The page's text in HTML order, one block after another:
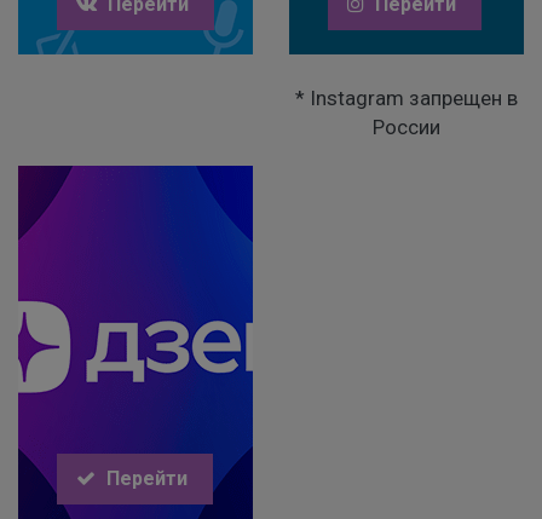
* Instagram запрещен в
России
Перейти